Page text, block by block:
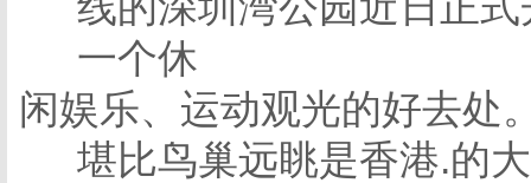
一个休
闲娱乐、运动观光的好去处
堪比鸟巢远眺是香港.的